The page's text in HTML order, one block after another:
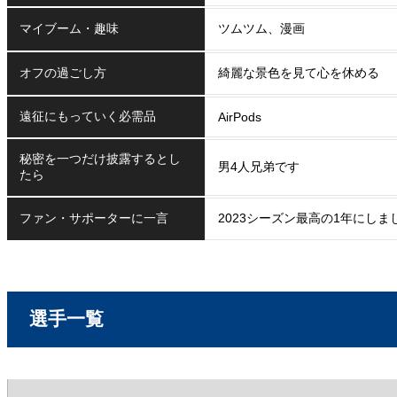
マイブーム・趣味 ツムツム、漫画
オフの過ごし方 綺麗な景色を見て心を休める
遠征にもっていく必需品 AirPods
秘密を一つだけ披露するとし
たら
男4人兄弟です
ファン・サポーターに一言 2023シーズン最高の1年にしま
選手一覧